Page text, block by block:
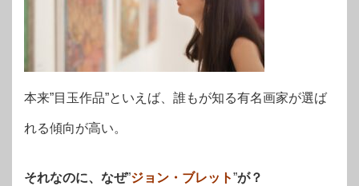
本来”目玉作品”といえば、誰もが知る有名画家が選ば
れる傾向が高い。
それなのに、なぜ”ジョン・ブレット”が？